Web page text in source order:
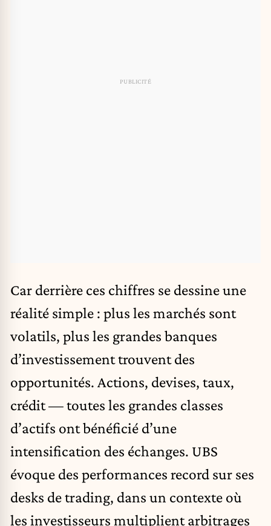
Car derrière ces chiffres se dessine une
réalité simple : plus les marchés sont
volatils, plus les grandes banques
d’investissement trouvent des
opportunités. Actions, devises, taux,
crédit — toutes les grandes classes
d’actifs ont bénéficié d’une
intensification des échanges. UBS
évoque des performances record sur ses
desks de trading, dans un contexte où
les investisseurs multiplient arbitrages